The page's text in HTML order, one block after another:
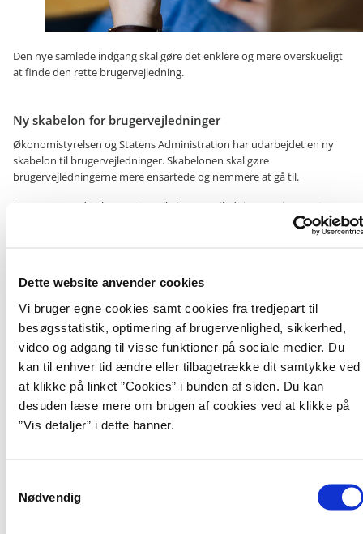
Dette website anvender cookies
Vi bruger egne cookies samt cookies fra tredjepart til
besøgsstatistik, optimering af brugervenlighed, sikkerhed,
video og adgang til visse funktioner på sociale medier. Du
kan til enhver tid ændre eller tilbagetrække dit samtykke ved
at klikke på linket ”Cookies” i bunden af siden. Du kan
desuden læse mere om brugen af cookies ved at klikke på
”Vis detaljer” i dette banner.
Nødvendig
Den nye samlede indgang skal gøre det enklere og mere overskueligt
at finde den rette brugervejledning.
Ny skabelon for brugervejledninger
Økonomistyrelsen og Statens Administration har udarbejdet en ny
skabelon til brugervejledninger. Skabelonen skal gøre
brugervejledningerne mere ensartede og nemmere at gå til.
Processen med at konvertere alle brugervejledninger er igangsat, men
alle brugervejledninger er ikke konverteret endnu. Derfor kan
brugerne i en periode tilgå brugervejledninger i såvel den ny som
Find vej til den nye hjemmeside
Du kan læse mere og finde alle brugervejledningerne til de digitale
løsninger her
Brugervejledninger til de Fælles Digitale Løsninger.
Det anbefales hver gang der er behov for at tilgå en brugervejledning
at læse brugervejledningerne på oes.dk. Dermed sikres det, at der er
tale om den nyeste opdaterede version.
Kontakt